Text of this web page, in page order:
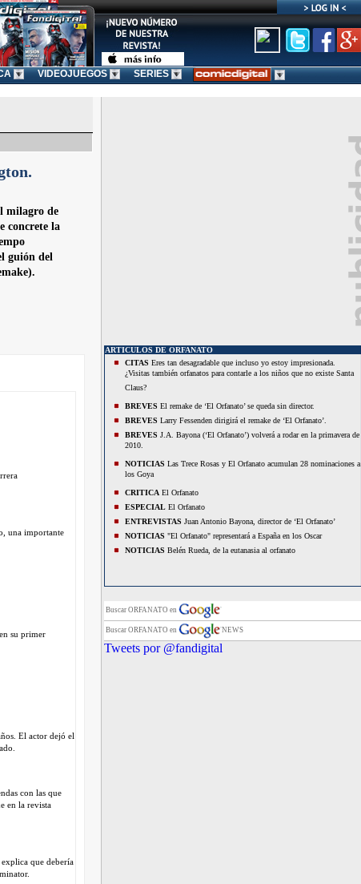
VIDEOJUEGOS SERIES
milagro de
concrete la
guión del
una importante
su primer
El actor dejó el
con las que
en la revista
que debería
ARTICULOS DE ORFANATO
CITAS Eres tan desagradable que incluso yo estoy impresionada.
¿Visitas también orfanatos para contarle a los niños que no existe Santa
Claus?
BREVES El remake de ‘El Orfanato’ se queda sin director.
BREVES Larry Fessenden dirigirá el remake de ‘El Orfanato’.
BREVES J.A. Bayona (‘El Orfanato’) volverá a rodar en la primavera de
2010.
NOTICIAS Las Trece Rosas y El Orfanato acumulan 28 nominaciones a
los Goya
CRITICAEl Orfanato
ESPECIALEl Orfanato
ENTREVISTAS Juan Antonio Bayona, director de ‘El Orfanato’
NOTICIAS "El Orfanato" representará a España en los Oscar
NOTICIAS Belén Rueda, de la eutanasia al orfanato
Buscar ORFANATO en
Buscar ORFANATO en NEWS
Tweets por @fandigital